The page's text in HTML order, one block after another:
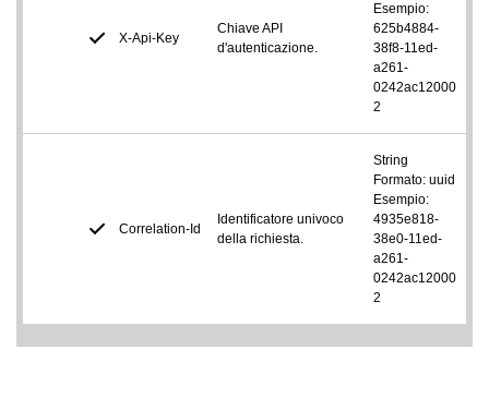
X-Api-Key
Chiave API
d'autenticazione.
Esempio:
625b4884-
38f8-11ed-
a261-
0242ac12000
2
Correlation-Id
Identificatore univoco
della richiesta.
String
Formato: uuid
Esempio:
4935e818-
38e0-11ed-
a261-
0242ac12000
2